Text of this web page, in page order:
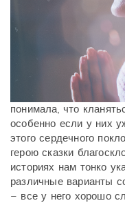
понимала, что
особенно если у них
этого сердечного
герою сказки
историях нам тонко
различные варианты
– все у него хорошо